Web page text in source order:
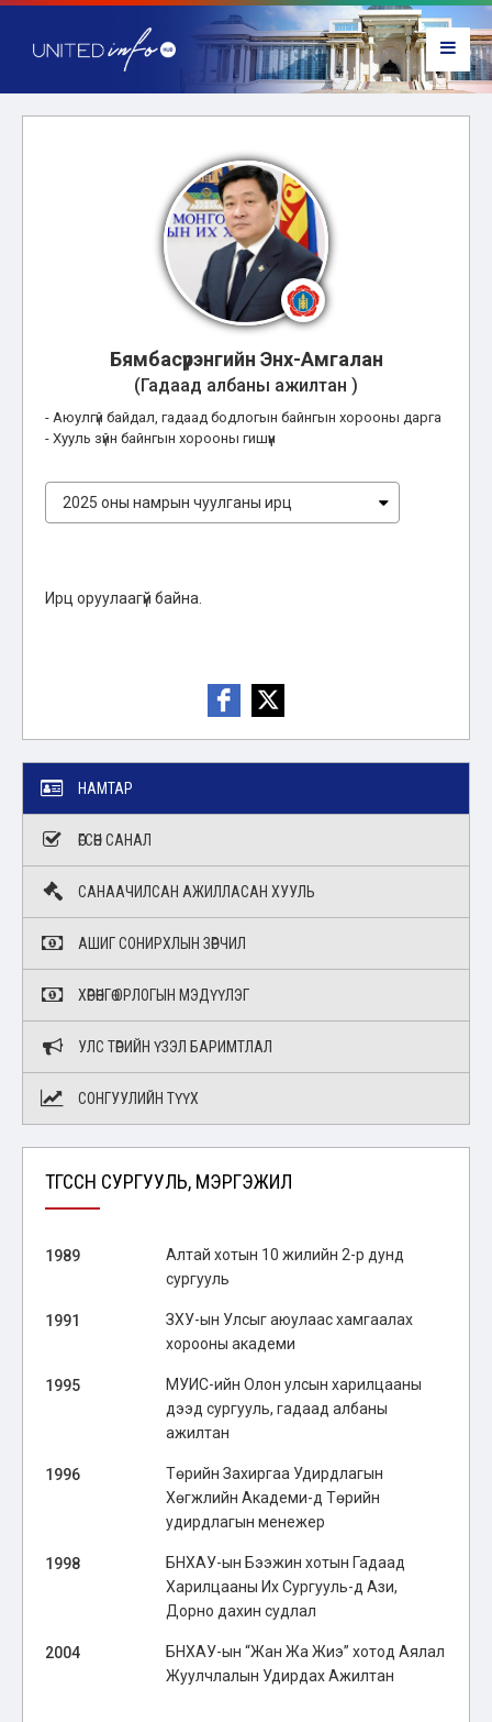
Бямбасүрэнгийн Энх-Амгалан
(Гадаад албаны ажилтан )
- Аюулгүй байдал, гадаад бодлогын байнгын хорооны дарга
- Хууль зүйн байнгын хорооны гишүүн
Ирц оруулаагүй байна.
НАМТАР
ӨГСӨН САНАЛ
САНААЧИЛСАН АЖИЛЛАСАН ХУУЛЬ
АШИГ СОНИРХЛЫН ЗӨРЧИЛ
ХӨРӨНГӨ ОРЛОГЫН МЭДҮҮЛЭГ
УЛС ТӨРИЙН ҮЗЭЛ БАРИМТЛАЛ
СОНГУУЛИЙН ТҮҮХ
ТӨГССӨН СУРГУУЛЬ, МЭРГЭЖИЛ
1989
Алтай хотын 10 жилийн 2-р дунд
сургууль
1991
ЗХУ-ын Улсыг аюулаас хамгаалах
хорооны академи
1995
МУИС-ийн Олон улсын харилцааны
дээд сургууль, гадаад албаны
ажилтан
1996
Төрийн Захиргаа Удирдлагын
Хөгжлийн Академи-д Төрийн
удирдлагын менежер
1998
БНХАУ-ын Бээжин хотын Гадаад
Харилцааны Их Сургууль-д Ази,
Дорно дахин судлал
2004
БНХАУ-ын “Жан Жа Жиэ” хотод Аялал
Жуулчлалын Удирдах Ажилтан